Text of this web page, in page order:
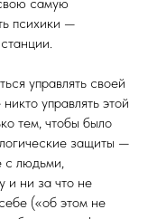
психики —
управлять своей
управлять этой
тем, чтобы было
защиты —
с людьми,
и ни за что не
(«об этом не